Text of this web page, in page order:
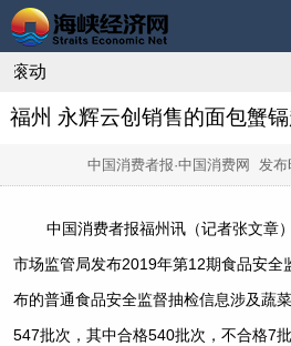
滚动
福州 永辉云创销售的面包蟹
中国消费者报·中国消费网 发布
中国消费者报福州讯（记者张文章
市场监管局发布2019年第12期食品安全
布的普通食品安全监督抽检信息涉及蔬
547批次，其中合格540批次，不合格7